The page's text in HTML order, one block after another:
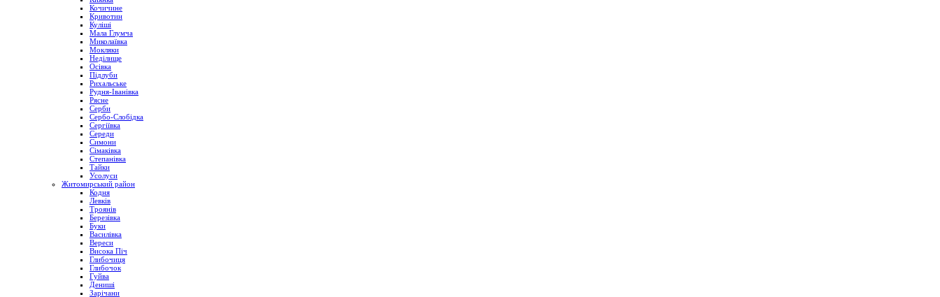
Кочичине
Кривотин
Куліші
Мала Глумча
Миколаївка
Мокляки
Неділище
Осівка
Підлуби
Рихальське
Рудня-Іванівка
Рясне
Серби
Сербо-Слобідка
Сергіївка
Середи
Симони
Сімаківка
Степанівка
Тайки
Усолуси
Житомирський район
Кодня
Левків
Троянів
Березівка
Буки
Василівка
Вереси
Висока Піч
Глибочиця
Глибочок
Гуйва
Дениші
Зарічани